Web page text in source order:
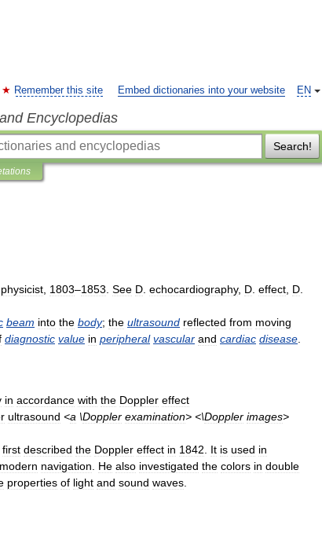
EN
Remember this site Embed dictionaries into your website
Encyclopedias
Search!
physicist 1803–1853 See D echocardiography, D effect D
beam into the body; the ultrasound reflected from moving
diagnostic value in peripheral vascular and cardiac disease
in accordance with the Doppler effect
ultrasound <a \Doppler examination> <\Doppler images>
first described the Doppler effect in 1842 It is used in
modern navigation He also investigated the colors in double
properties of light and sound waves